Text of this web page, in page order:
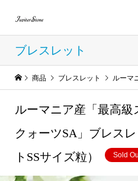
ブレスレット
商品 ブレスレット ルーマニア産「最
ルーマニア産「最高
クォーツSA」ブレス
トSSサイズ粒）
Sold